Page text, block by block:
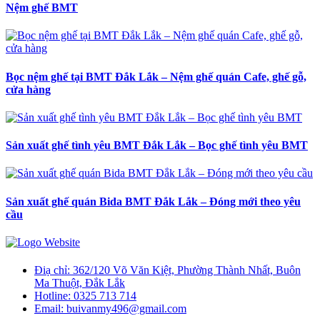
Nệm ghế BMT
Bọc nệm ghế tại BMT Đắk Lắk – Nệm ghế quán Cafe, ghế gỗ,
cửa hàng
Sản xuất ghế tình yêu BMT Đắk Lắk – Bọc ghế tình yêu BMT
Sản xuất ghế quán Bida BMT Đắk Lắk – Đóng mới theo yêu
cầu
Điạ chỉ: 362/120 Võ Văn Kiệt, Phường Thành Nhất, Buôn
Ma Thuột, Đắk Lắk
Hotline: 0325 713 714
Email: buivanmy496@gmail.com